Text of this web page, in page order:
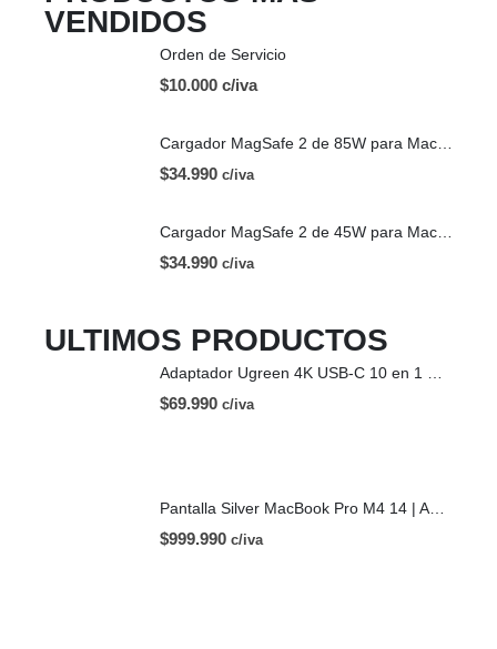
VENDIDOS
Orden de Servicio
$10.000 c/iva
$34.990 c/iva
$34.990 c/iva
ULTIMOS PRODUCTOS
$69.990 c/iva
$999.990 c/iva